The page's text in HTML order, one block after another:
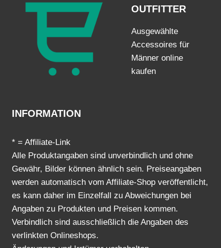
OUTFITTER
Ausgewählte
Accessoires für
Männer online
kaufen
INFORMATION
* = Affiliate-Link
Alle Produktangaben sind unverbindlich und ohne
Gewähr, Bilder können ähnlich sein. Preiseangaben
werden automatisch vom Affiliate-Shop veröffentlicht,
es kann daher im Einzelfall zu Abweichungen bei
Angaben zu Produkten und Preisen kommen.
Verbindlich sind ausschließlich die Angaben des
verlinkten Onlineshops.